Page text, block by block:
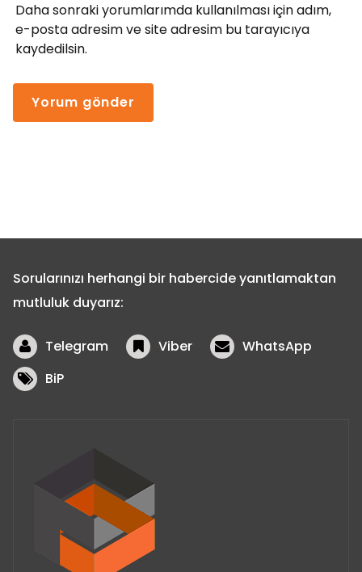
Daha sonraki yorumlarımda kullanılması için adım,
e-posta adresim ve site adresim bu tarayıcıya
kaydedilsin.
Sorularınızı herhangi bir habercide yanıtlamaktan
mutluluk duyarız:
Telegram Viber
WhatsApp
BiP